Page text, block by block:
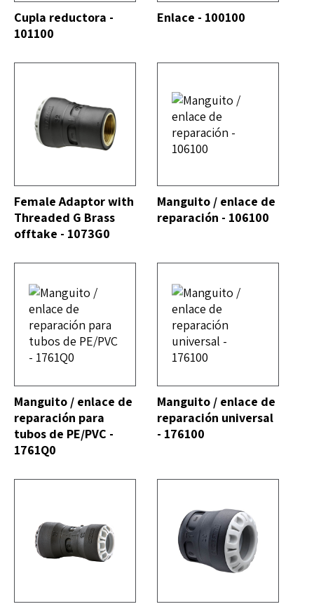
Cupla reductora -
101100
Enlace - 100100
Female Adaptor with
Threaded G Brass
offtake - 1073G0
Manguito / enlace de
reparación - 106100
Manguito / enlace de
reparación para
tubos de PE/PVC -
1761Q0
Manguito / enlace de
reparación universal
- 176100